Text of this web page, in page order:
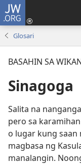
JW.ORG
Glosari
BASAHIN SA
Sinagoga
Salita na
pero sa
o lugar kung saan
magbasa ng
manalangin.